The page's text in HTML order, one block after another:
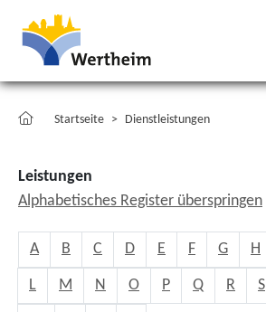
Startseite Dienstleistungen
Leistungen
Alphabetisches Register überspringen
A B C D E F G H
L M N O P Q R S